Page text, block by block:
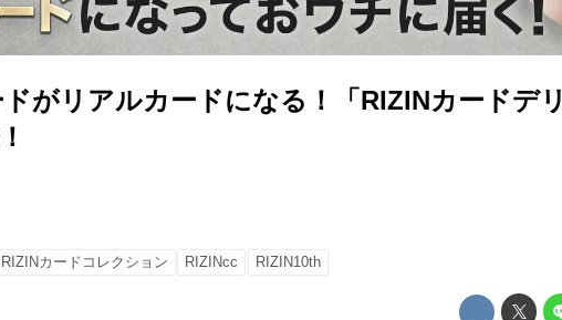
がリアルカードになる！「RIZINカードデリ
RIZINカードコレクション RIZINcc RIZIN10th